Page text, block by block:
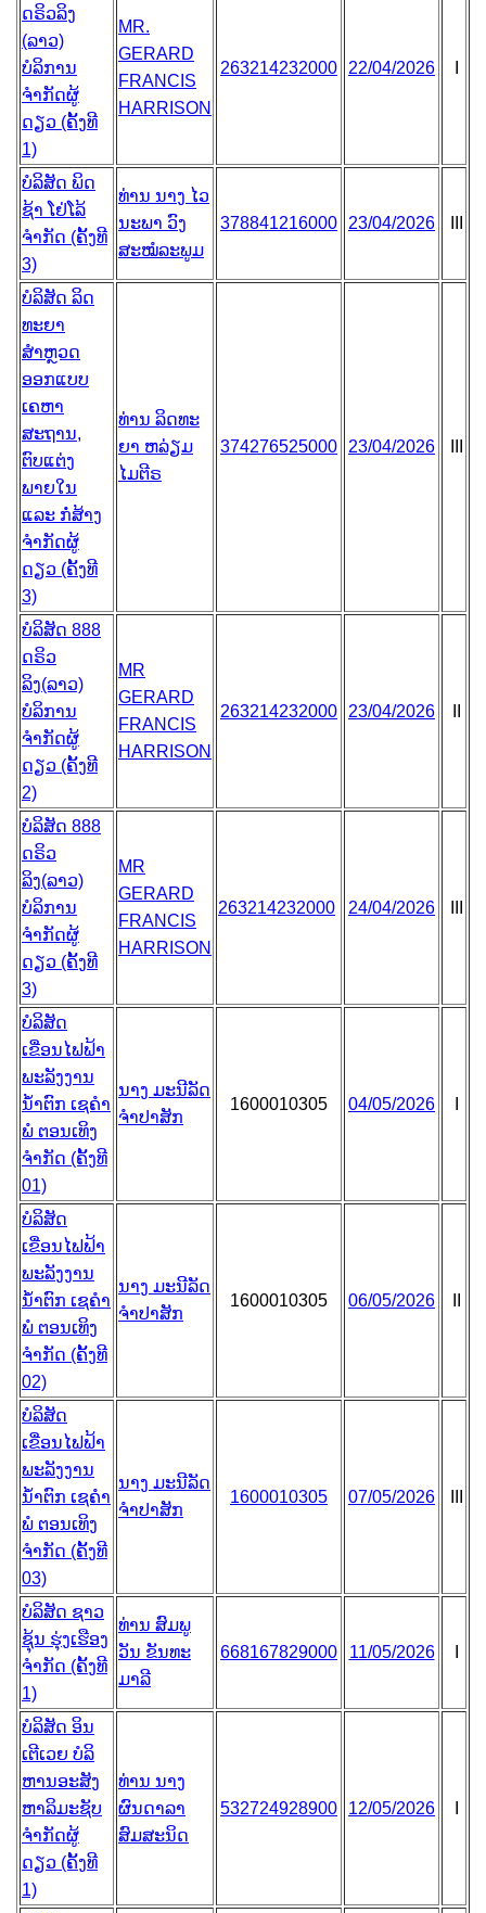
ດຣິວລິງ
(ລາວ)
ບໍລິການ
ຈຳກັດຜູ້
ດຽວ (ຄັ້ງທີ
1)
MR.
GERARD
FRANCIS
HARRISON
263214232000 22/04/2026
ບໍລິສັດ ພິດ
ຊ້າ ໂຢ່ໂລ້
ຈຳກັດ (ຄັ້ງທີ
3)
ທ່ານ ນາງ ໄວ
ນະພາ ວົງ
ສະໝໍລະພູມ
378841216000 23/04/2026
ບໍລິສັດ ລິດ
ທະຍາ
ສຳຫຼວດ
ອອກແບບ
ເຄຫາ
ສະຖານ,
ຕົບແຕ່ງ
ພາຍໃນ
ແລະ ກໍ່ສ້າງ
ຈຳກັດຜູ້
ດຽວ (ຄັ້ງທີ
3)
ທ່ານ ລິດທະ
ຍາ ຫລ່ຽມ
ໄມຕີຣ
374276525000 23/04/2026
ບໍລິສັດ 888
ດຣິວ
ລິງ(ລາວ)
ບໍລິການ
ຈຳກັດຜູ້
ດຽວ (ຄັ້ງທີ
2)
MR
GERARD
FRANCIS
HARRISON
263214232000 23/04/2026
ບໍລິສັດ 888
ດຣິວ
ລິງ(ລາວ)
ບໍລິການ
ຈຳກັດຜູ້
ດຽວ (ຄັ້ງທີ
3)
MR
GERARD
FRANCIS
HARRISON
263214232000 24/04/2026
ບໍລິສັດ
ເຂື່ອນໄຟຟ້າ
ພະລັງງານ
ນໍ້າຕົກ ເຊຄໍາ
ພໍ ຕອນເທິງ
ຈຳກັດ (ຄັ້ງທີ
01)
ນາງ ມະນີລັດ
ຈຳປາສັກ
1600010305 04/05/2026
ບໍລິສັດ
ເຂື່ອນໄຟຟ້າ
ພະລັງງານ
ນໍ້າຕົກ ເຊຄໍາ
ພໍ ຕອນເທິງ
ຈຳກັດ (ຄັ້ງທີ
02)
ນາງ ມະນີລັດ
ຈຳປາສັກ
1600010305 06/05/2026
ບໍລິສັດ
ເຂື່ອນໄຟຟ້າ
ພະລັງງານ
ນໍ້າຕົກ ເຊຄໍາ
ພໍ ຕອນເທິງ
ຈຳກັດ (ຄັ້ງທີ
03)
ນາງ ມະນີລັດ
ຈຳປາສັກ
1600010305 07/05/2026
ບໍລິສັດ ຊາວ
ຊຸ້ນ ຮຸ່ງເຮືອງ
ຈຳກັດ (ຄັ້ງທີ
1)
ທ່ານ ສົມພູ
ວັນ ຂັນທະ
ມາລີ
668167829000 11/05/2026
ບໍລິສັດ ອິນ
ເຕີເວຍ ບໍລິ
ຫານອະສັງ
ຫາລິມະຊັບ
ຈຳກັດຜູ້
ດຽວ (ຄັ້ງທີ
1)
ທ່ານ ນາງ
ຜົນດາລາ
ສົມສະນິດ
532724928900 12/05/2026